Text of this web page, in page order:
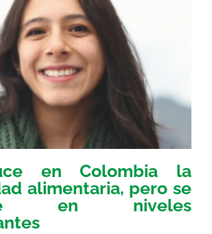
en Colombia la
alimentaria, pero se
en niveles